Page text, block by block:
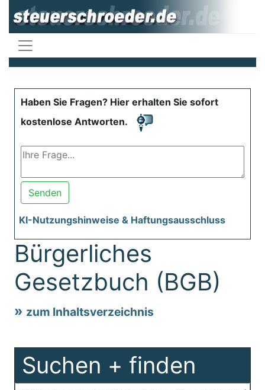
Haben Sie Fragen? Hier erhalten Sie sofort
kostenlose Antworten.
Senden
KI-Nutzungshinweise & Haftungsausschluss
Bürgerliches
Gesetzbuch (BGB)
zum Inhaltsverzeichnis
Suchen + finden